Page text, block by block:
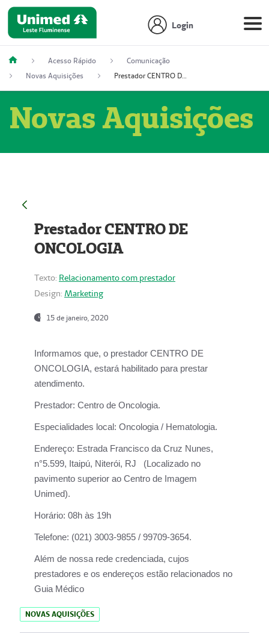
Login
Acesso Rápido
Comunicação
Novas Aquisições
Prestador CENTRO DE ONCOLOGIA
Novas Aquisições
Prestador CENTRO DE
ONCOLOGIA
Texto: Relacionamento com prestador
Design: Marketing
15 de janeiro, 2020
Informamos que, o prestador CENTRO DE
ONCOLOGIA, estará habilitado para prestar
atendimento.
Prestador: Centro de Oncologia.
Especialidades local: Oncologia / Hematologia.
Endereço: Estrada Francisco da Cruz Nunes,
n°5.599, Itaipú, Niterói, RJ (Localizado no
pavimento superior ao Centro de Imagem
Unimed).
Horário: 08h às 19h
Telefone: (021) 3003-9855 / 99709-3654.
Além de nossa rede credenciada, cujos
prestadores e os endereços estão relacionados no
Guia Médico
NOVAS AQUISIÇÕES